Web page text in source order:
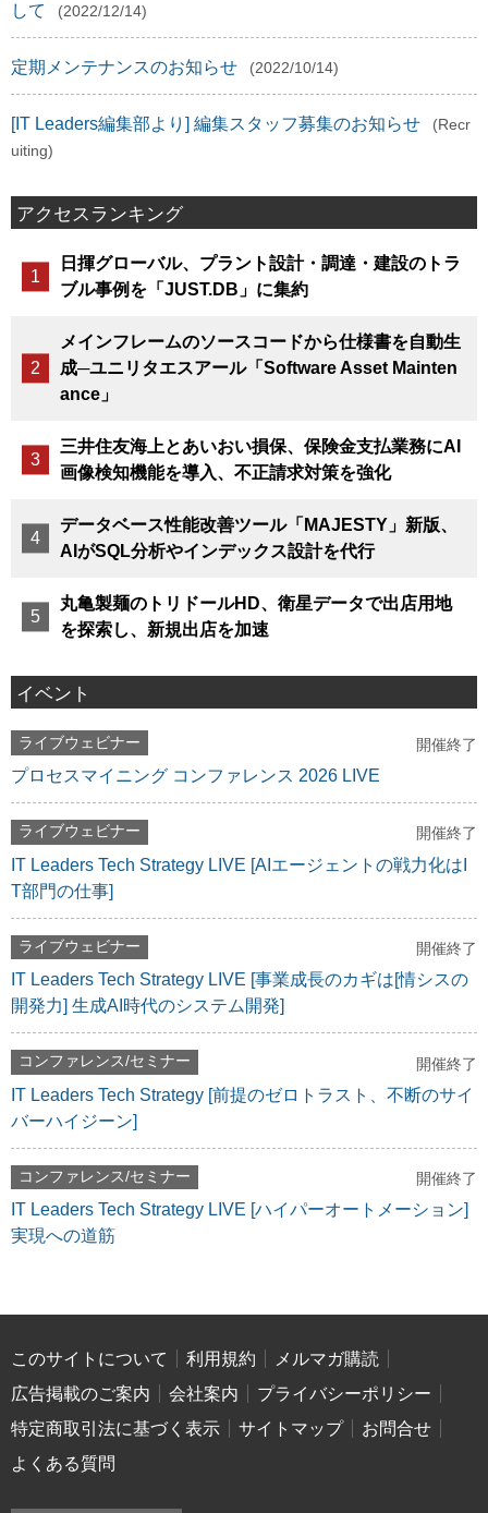
して
(2022/12/14)
定期メンテナンスのお知らせ (2022/10/14)
[IT Leaders編集部より] 編集スタッフ募集のお知らせ
(Recr
uiting)
アクセスランキング
日揮グローバル、プラント設計・調達・建設のトラ
ブル事例を「JUST.DB」に集約
メインフレームのソースコードから仕様書を自動生
成─ユニリタエスアール「Software Asset Mainten
ance」
三井住友海上とあいおい損保、保険金支払業務にAI
画像検知機能を導入、不正請求対策を強化
データベース性能改善ツール「MAJESTY」新版、
AIがSQL分析やインデックス設計を代行
丸亀製麺のトリドールHD、衛星データで出店用地
を探索し、新規出店を加速
イベント
ライブウェビナー 開催終了
プロセスマイニング コンファレンス 2026 LIVE
ライブウェビナー 開催終了
IT Leaders Tech Strategy LIVE [AIエージェントの戦力化はI
T部門の仕事]
ライブウェビナー 開催終了
IT Leaders Tech Strategy LIVE [事業成長のカギは[情シスの
開発力] 生成AI時代のシステム開発]
コンファレンス/セミナー 開催終了
IT Leaders Tech Strategy [前提のゼロトラスト、不断のサイ
バーハイジーン]
コンファレンス/セミナー 開催終了
IT Leaders Tech Strategy LIVE [ハイパーオートメーション]
実現への道筋
このサイトについて 利用規約
メルマガ購読
広告掲載のご案内
会社案内
プライバシーポリシー
特定商取引法に基づく表示
サイトマップ
お問合せ
よくある質問